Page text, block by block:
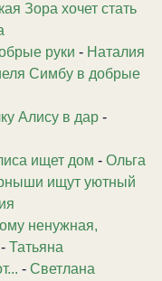
Зора хочет стать
руки - Наталия
Симбу в добрые
Алису в дар -
ищет дом - Ольга
ищут уютный
ненужная,
- Татьяна
- Светлана